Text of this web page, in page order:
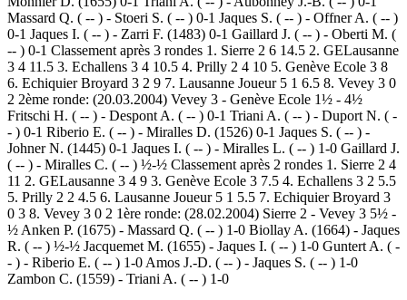
Massard Q. ( -- ) - Stoeri S. ( -- ) 0-1 Jaques S. ( -- ) - Offner A. ( -- )
0-1 Jaques I. ( -- ) - Zarri F. (1483) 0-1 Gaillard J. ( -- ) - Oberti M. (
-- ) 0-1 Classement après 3 rondes 1. Sierre 2 6 14.5 2. GELausanne
3 4 11.5 3. Echallens 3 4 10.5 4. Prilly 2 4 10 5. Genève Ecole 3 8
6. Echiquier Broyard 3 2 9 7. Lausanne Joueur 5 1 6.5 8. Vevey 3 0
2 2ème ronde: (20.03.2004) Vevey 3 - Genève Ecole 1½ - 4½
Fritschi H. ( -- ) - Despont A. ( -- ) 0-1 Triani A. ( -- ) - Duport N. ( -
- ) 0-1 Riberio E. ( -- ) - Miralles D. (1526) 0-1 Jaques S. ( -- ) -
Johner N. (1445) 0-1 Jaques I. ( -- ) - Miralles L. ( -- ) 1-0 Gaillard J.
( -- ) - Miralles C. ( -- ) ½-½ Classement après 2 rondes 1. Sierre 2 4
11 2. GELausanne 3 4 9 3. Genève Ecole 3 7.5 4. Echallens 3 2 5.5
5. Prilly 2 2 4.5 6. Lausanne Joueur 5 1 5.5 7. Echiquier Broyard 3
0 3 8. Vevey 3 0 2 1ère ronde: (28.02.2004) Sierre 2 - Vevey 3 5½ -
½ Anken P. (1675) - Massard Q. ( -- ) 1-0 Biollay A. (1664) - Jaques
R. ( -- ) ½-½ Jacquemet M. (1655) - Jaques I. ( -- ) 1-0 Guntert A. ( -
- ) - Riberio E. ( -- ) 1-0 Amos J.-D. ( -- ) - Jaques S. ( -- ) 1-0
Zambon C. (1559) - Triani A. ( -- ) 1-0